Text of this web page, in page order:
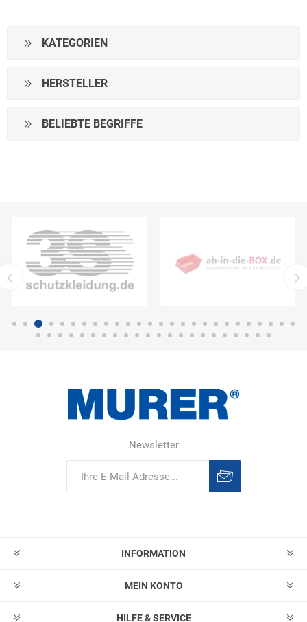
KATEGORIEN
HERSTELLER
BELIEBTE BEGRIFFE
Newsletter
INFORMATION
MEIN KONTO
HILFE & SERVICE